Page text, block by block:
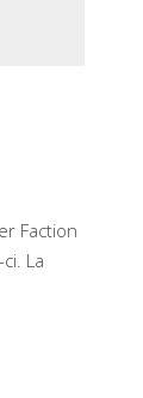
Faction
La